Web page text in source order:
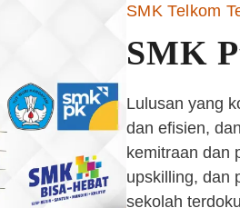
SMK Telkom
SMK
Lulusan yang
dan efisien,
kemitraan dan
upskilling, dan
sekolah